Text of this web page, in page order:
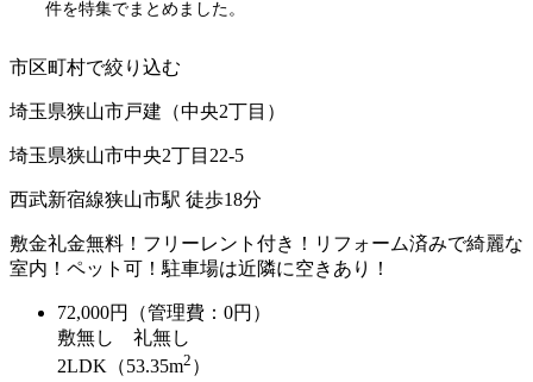
件を特集でまとめました。
市区町村で絞り込む
埼玉県狭山市戸建（中央2丁目）
埼玉県狭山市中央2丁目22-5
西武新宿線狭山市駅 徒歩18分
敷金礼金無料！フリーレント付き！リフォーム済みで綺麗な
室内！ペット可！駐車場は近隣に空きあり！
72,000円（管理費：0円）
敷無し 礼無し
2LDK（53.35m2 ）